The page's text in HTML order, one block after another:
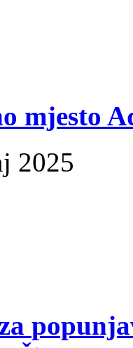
mjesto
2025
za